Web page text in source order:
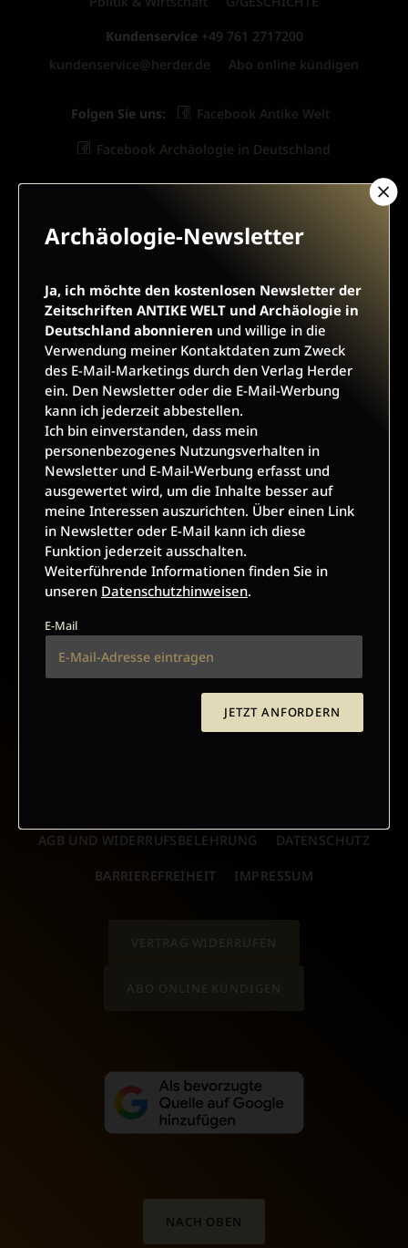
Kundenservice +49 761 2717200
kundenservice@herder.de
Abo online kündigen
Folgen Sie uns: Facebook Antike Welt
Facebook Archäologie in Deutschland
Ja, ich möchte den kostenlosen Newsletter der
Zeitschriften ANTIKE WELT und Archäologie in
Deutschland abonnierenund willige in die Verwendung
meiner Kontaktdaten zum Zweck des E-Mail-Marketings
durch den Verlag Herder ein. Den Newsletter oder die E-Mail-
Werbung kann ich jederzeit abbestellen.
Ich bin einverstanden, dass mein personenbezogenes
Nutzungsverhalten in Newsletter und E-Mail-Werbung erfasst
und ausgewertet wird, um die Inhalte besser auf meine
Interessen auszurichten. Über einen Link in Newsletter oder
E-Mail kann ich diese Funktion jederzeit ausschalten.
Weiterführende Informationen finden Sie in unseren
Datenschutzhinweisen.
E-Mail
AGB UND WIDERRUFSBELEHRUNG DATENSCHUTZ
BARRIEREFREIHEIT IMPRESSUM
VERTRAG WIDERRUFEN
ABO ONLINE KÜNDIGEN
NACH OBEN
Archäologie-Newsletter
Ja, ich möchte den kostenlosen Newsletter der
Zeitschriften ANTIKE WELT und Archäologie in
Deutschland abonnieren und willige in die
Verwendung meiner Kontaktdaten zum Zweck
des E-Mail-Marketings durch den Verlag Herder
ein. Den Newsletter oder die E-Mail-Werbung
kann ich jederzeit abbestellen.
Ich bin einverstanden, dass mein
personenbezogenes Nutzungsverhalten in
Newsletter und E-Mail-Werbung erfasst und
ausgewertet wird, um die Inhalte besser auf
meine Interessen auszurichten. Über einen Link
in Newsletter oder E-Mail kann ich diese
Funktion jederzeit ausschalten.
Weiterführende Informationen finden Sie in
unseren Datenschutzhinweisen.
E-Mail
JETZT ANFORDERN